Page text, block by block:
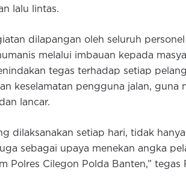
lalu lintas.
dilapangan oleh seluruh
melalui imbauan kepada
tegas terhadap setiap
keselamatan pengguna jalan, guna
lancar.
dilaksanakan setiap hari, tidak
sebagai upaya menekan angka
Polres Cilegon Polda Banten,” tegas